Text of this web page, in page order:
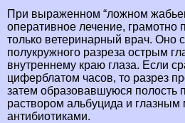
При выраженном “ложном
оперативное лечение, грамотно
только ветеринарный врач. Оно
полукружного разреза острым
внутреннему краю глаза. Если
циферблатом часов, то разрез
затем образовавшуюся
раствором альбуцида и глазным
антибиотиками.